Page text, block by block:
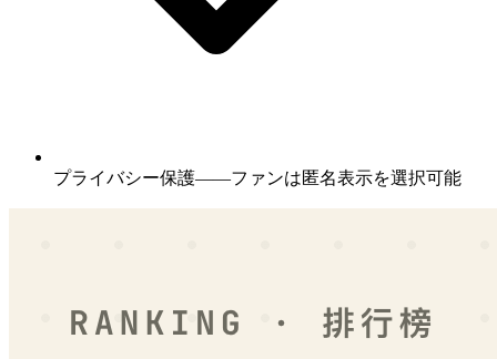
プライバシー保護——ファンは匿名表示を選択可能